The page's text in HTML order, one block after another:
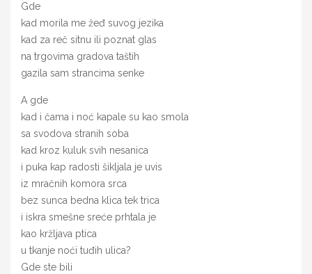
Gde
kad morila me žeđ suvog jezika
kad za reč sitnu ili poznat glas
na trgovima gradova taštih
gazila sam strancima senke
A gde
kad i čama i noć kapale su kao smola
sa svodova stranih soba
kad kroz kuluk svih nesanica
i puka kap radosti šikljala je uvis
iz mračnih komora srca
bez sunca bedna klica tek trica
i iskra smešne sreće prhtala je
kao kržljava ptica
u tkanje noći tuđih ulica?
Gde ste bili